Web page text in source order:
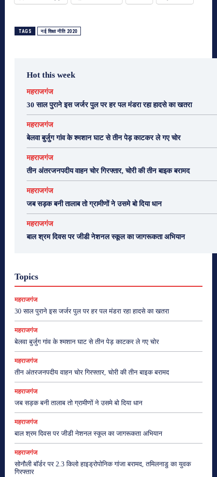
TAGS नई शिक्षा नीति 2020
Hot this week
महराजगंज
30 साल पुराने इस जर्जर पुल पर हर पल मंडरा रहा हादसे का खतरा
महराजगंज
बेलवा बुर्जुग गांव के श्मशान घाट से तीन पेड़ काटकर ले गए चोर
महराजगंज
तीन अंतरजनपदीय वाहन चोर गिरफ्तार, चोरी की तीन बाइक बरामद
महराजगंज
जब सड़क बनी तालाब तो ग्रामीणों ने उसमे बो दिया धान
महराजगंज
बाल श्रम दिवस पर जीडी नेशनल स्कूल का जागरूकता अभियान
Topics
महराजगंज
30 साल पुराने इस जर्जर पुल पर हर पल मंडरा रहा हादसे का खतरा
महराजगंज
बेलवा बुर्जुग गांव के श्मशान घाट से तीन पेड़ काटकर ले गए चोर
महराजगंज
तीन अंतरजनपदीय वाहन चोर गिरफ्तार, चोरी की तीन बाइक बरामद
महराजगंज
जब सड़क बनी तालाब तो ग्रामीणों ने उसमे बो दिया धान
महराजगंज
बाल श्रम दिवस पर जीडी नेशनल स्कूल का जागरूकता अभियान
महराजगंज
सोनौली बॉर्डर पर 2.3 किलो हाइड्रोपोनिक गांजा बरामद, तमिलनाडु का युवक
गिरफ्तार